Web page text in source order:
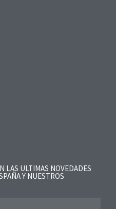
LAS ULTIMAS NOVEDADES
Y NUESTROS